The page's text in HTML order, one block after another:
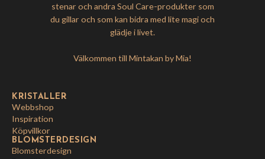
stenar och andra Soul Care-produkter som
du gillar och som kan bidra med lite magi och
glädje i livet.
Välkommen till Mintakan by Mia!
KRISTALLER
Webbshop
Inspiration
Köpvillkor
BLOMSTERDESIGN
Blomsterdesign